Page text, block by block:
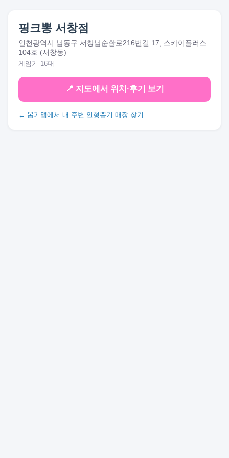
핑크뽕 서창점
인천광역시 남동구 서창남순환로216번길 17, 스카이플러스
104호 (서창동)
게임기 16대
📍 지도에서 위치·후기 보기
← 뽑기맵에서 내 주변 인형뽑기 매장 찾기